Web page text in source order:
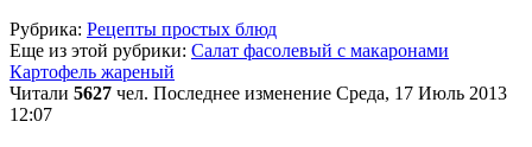
Рубрика: Рецепты простых блюд
Еще из этой рубрики: Салат фасолевый с макаронами
Картофель жареный
Читали 5627 чел. Последнее изменение Среда, 17 Июль 2013
12:07